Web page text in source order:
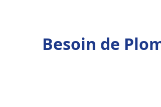
Besoin de